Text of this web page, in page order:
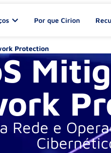
Por que Cirion
Protection
Rede e